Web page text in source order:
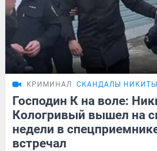
КРИМИНАЛ СКАНДАЛЫ
Господин К на воле:
Кологривый вышел на
недели в
встречал